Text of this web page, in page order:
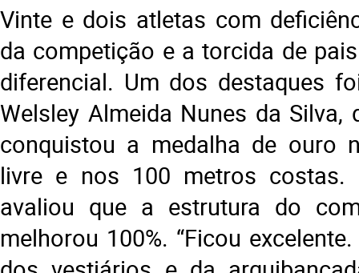
Vinte e dois atletas com
da competição e a torcida de
diferencial. Um dos destaques
Welsley Almeida Nunes da Silva,
conquistou a medalha de ouro
livre e nos 100 metros costas.
avaliou que a estrutura do
melhorou 100%. “Ficou